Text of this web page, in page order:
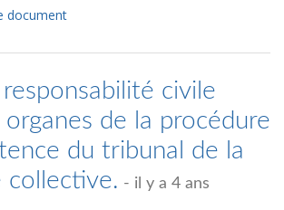
document
civile
de la procédure
du tribunal de la
collective. - il y a 4 ans